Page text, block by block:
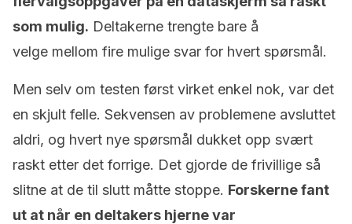
som mulig. Deltakerne trengte bare å
velge mellom fire mulige svar for hvert spørsmål.
Men selv om testen først virket enkel nok, var det
en skjult felle. Sekvensen av problemene avsluttet
aldri, og hvert nye spørsmål dukket opp svært
raskt etter det forrige. Det gjorde de frivillige så
slitne at de til slutt måtte stoppe. Forskerne fant
ut at når en deltakers hjerne var